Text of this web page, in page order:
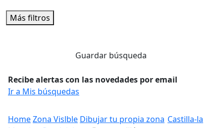
Más filtros
Guardar búsqueda
Recibe alertas con las novedades por email
Ir a Mis búsquedas
HomeZona Vislble Dibujar tu propia zona Castilla-la